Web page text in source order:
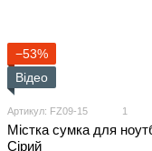
−53%
Відео
Артикул: FZ09-15 1
Містка сумка для
Сірий